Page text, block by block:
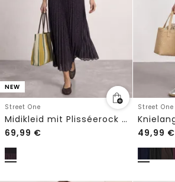
NEW
Street One
Midikleid mit Plisséerock und Print
69,99 €
Street One
49,99 €